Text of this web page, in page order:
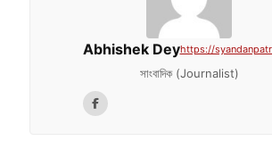
Abhishek Deyhttps://
সাংবাদিক (Journalist)